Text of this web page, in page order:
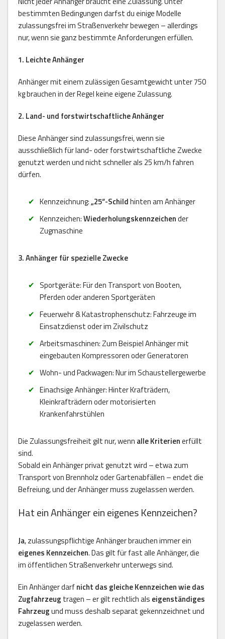
bestimmten Bedingungen darfst du einige Modelle
zulassungsfrei im Straßenverkehr bewegen – allerdings
nur, wenn sie ganz bestimmte Anforderungen erfüllen.
1. Leichte Anhänger
Anhänger mit einem zulässigen Gesamtgewicht unter 750
kg brauchen in der Regel keine eigene Zulassung.
2. Land- und forstwirtschaftliche Anhänger
Diese Anhänger sind zulassungsfrei, wenn sie
ausschließlich für land- oder forstwirtschaftliche Zwecke
genutzt werden und nicht schneller als 25 km/h fahren
dürfen.
Kennzeichnung:„25“-Schildhinten am Anhänger
Kennzeichen:Wiederholungskennzeichender
Zugmaschine
3. Anhänger für spezielle Zwecke
Sportgeräte: Für den Transport von Booten,
Pferden oder anderen Sportgeräten
Feuerwehr & Katastrophenschutz: Fahrzeuge im
Einsatzdienst oder im Zivilschutz
Arbeitsmaschinen: Zum Beispiel Anhänger mit
eingebauten Kompressoren oder Generatoren
Wohn- und Packwagen: Nur im Schaustellergewerbe
Einachsige Anhänger: Hinter Krafträdern,
Kleinkrafträdern oder motorisierten
Krankenfahrstühlen
Die Zulassungsfreiheit gilt nur, wenn alle Kriterienerfüllt
sind.
Sobald ein Anhänger privat genutzt wird – etwa zum
Transport von Brennholz oder Gartenabfällen – endet die
Befreiung, und der Anhänger muss zugelassen werden.
Hat ein Anhänger ein eigenes Kennzeichen?
Ja, zulassungspflichtige Anhänger brauchen immer ein
eigenes Kennzeichen. Das gilt für fast alle Anhänger, die
im öffentlichen Straßenverkehr unterwegs sind.
Ein Anhänger darfnicht das gleiche Kennzeichen wie das
Zugfahrzeug tragen – er gilt rechtlich als eigenständiges
Fahrzeugund muss deshalb separat gekennzeichnet und
zugelassen werden.